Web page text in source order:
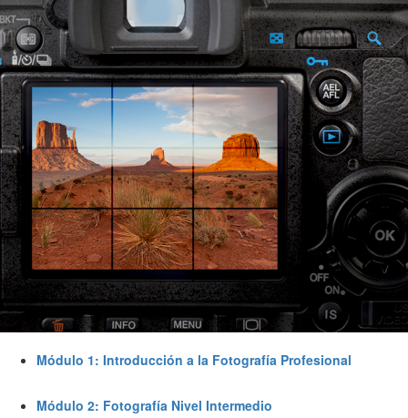
Módulo 1: Introducción a la Fotografía Profesional
Módulo 2: Fotografía Nivel Intermedio